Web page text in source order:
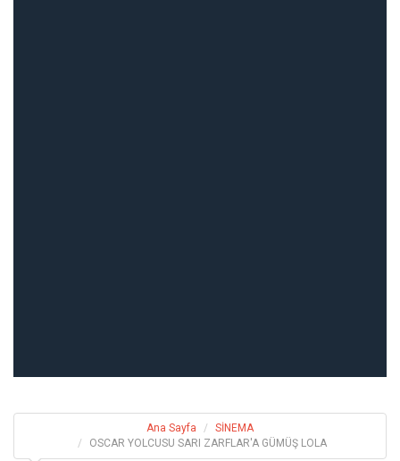
Ana Sayfa
SİNEMA
OSCAR YOLCUSU SARI ZARFLAR'A GÜMÜŞ LOLA